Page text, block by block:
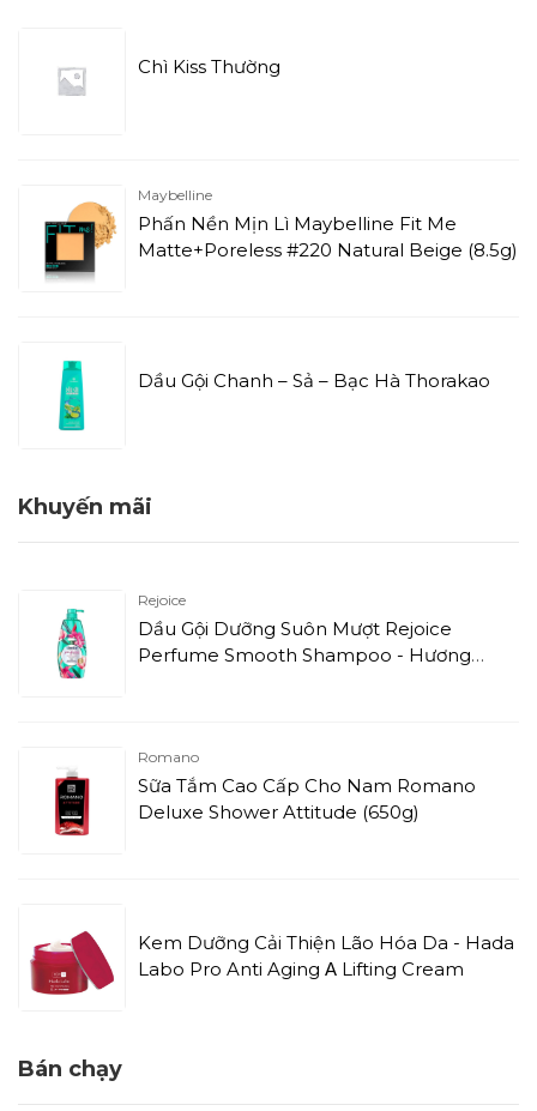
Chì Kiss Thường
Maybelline
Phấn Nền Mịn Lì Maybelline Fit Me
Matte+Poreless #220 Natural Beige (8.5g)
Dầu Gội Chanh – Sả – Bạc Hà Thorakao
Khuyến mãi
Rejoice
Dầu Gội Dưỡng Suôn Mượt Rejoice
Perfume Smooth Shampoo - Hương
Romano
Sữa Tắm Cao Cấp Cho Nam Romano
Deluxe Shower Attitude (650g)
Kem Dưỡng Cải Thiện Lão Hóa Da - Hada
Labo Pro Anti Aging Α Lifting Cream
Bán chạy